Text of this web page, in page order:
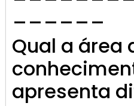
______
Qual a área
apresenta